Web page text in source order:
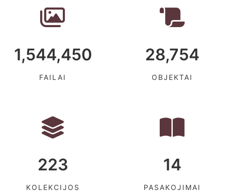
1,544,450
FAILAI
28,754
OBJEKTAI
223
KOLEKCIJOS
14
PASAKOJIMAI